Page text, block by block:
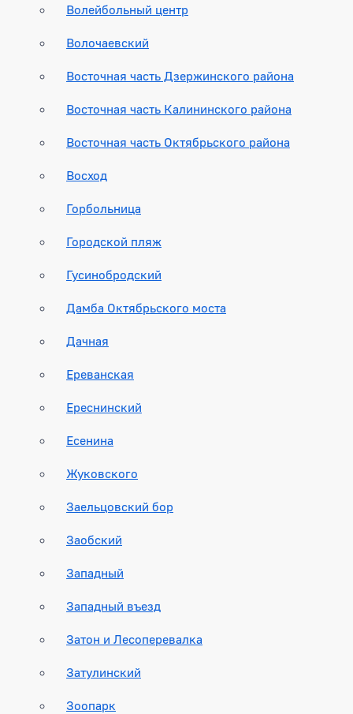
Волейбольный центр
Волочаевский
Восточная часть Дзержинского района
Восточная часть Калининского района
Восточная часть Октябрьского района
Восход
Горбольница
Городской пляж
Гусинобродский
Дамба Октябрьского моста
Дачная
Ереванская
Ереснинский
Есенина
Жуковского
Заельцовский бор
Заобский
Западный
Западный въезд
Затон и Лесоперевалка
Затулинский
Зоопарк